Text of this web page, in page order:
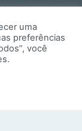
uma
preferências
você